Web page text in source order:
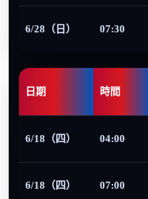
6/28（日） 07:30
日期 時間
6/18（四） 04:00
6/18（四） 07:00